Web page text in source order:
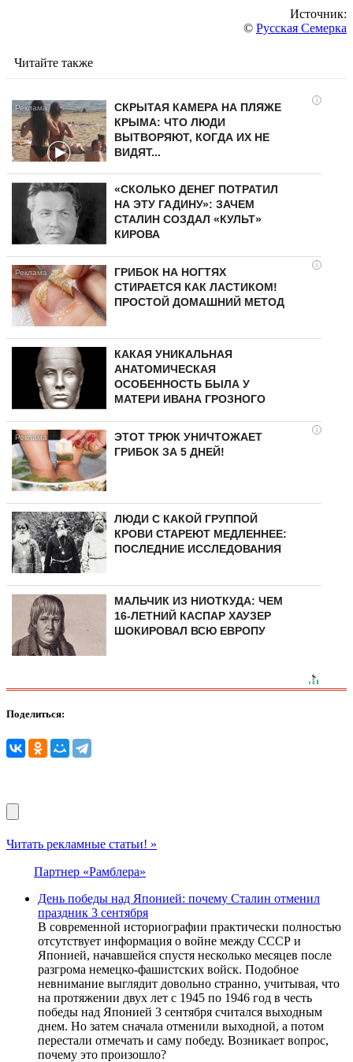
Источник:
© Русская Семерка
Читайте также
i
СКРЫТАЯ КАМЕРА НА ПЛЯЖЕ
КРЫМА: ЧТО ЛЮДИ
ВЫТВОРЯЮТ, КОГДА ИХ НЕ
ВИДЯТ...
«СКОЛЬКО ДЕНЕГ ПОТРАТИЛ
НА ЭТУ ГАДИНУ»: ЗАЧЕМ
СТАЛИН СОЗДАЛ «КУЛЬТ»
КИРОВА
i
ГРИБОК НА НОГТЯХ
СТИРАЕТСЯ КАК ЛАСТИКОМ!
ПРОСТОЙ ДОМАШНИЙ МЕТОД
КАКАЯ УНИКАЛЬНАЯ
АНАТОМИЧЕСКАЯ
ОСОБЕННОСТЬ БЫЛА У
МАТЕРИ ИВАНА ГРОЗНОГО
i
ЭТОТ ТРЮК УНИЧТОЖАЕТ
ГРИБОК ЗА 5 ДНЕЙ!
ЛЮДИ С КАКОЙ ГРУППОЙ
КРОВИ СТАРЕЮТ МЕДЛЕННЕЕ:
ПОСЛЕДНИЕ ИССЛЕДОВАНИЯ
МАЛЬЧИК ИЗ НИОТКУДА: ЧЕМ
16-ЛЕТНИЙ КАСПАР ХАУЗЕР
ШОКИРОВАЛ ВСЮ ЕВРОПУ
Поделиться:
Читать рекламные статьи! »
Партнер «Рамблера»
День победы над Японией: почему Сталин отменил
праздник 3 сентября
В современной историографии практически полностью
отсутствует информация о войне между СССР и
Японией, начавшейся спустя несколько месяцев после
разгрома немецко-фашистских войск. Подобное
невнимание выглядит довольно странно, учитывая, что
на протяжении двух лет с 1945 по 1946 год в честь
победы над Японией 3 сентября считался выходным
днем. Но затем сначала отменили выходной, а потом
перестали отмечать и саму победу. Возникает вопрос,
почему это произошло?